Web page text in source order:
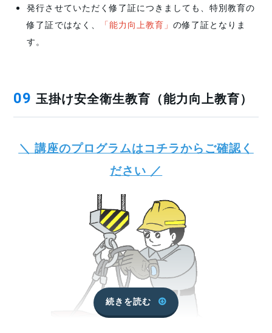
発行させていただく修了証につきましても、特別教育の
修了証ではなく、
「能力向上教育」の修了証となりま
す。
09 玉掛け安全衛生教育（能力向上教育）
＼ 講座のプログラムはコチラからご確認く
ださい ／
続きを読む